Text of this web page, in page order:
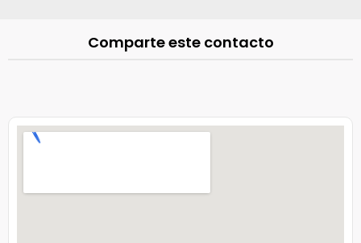
Comparte este contacto